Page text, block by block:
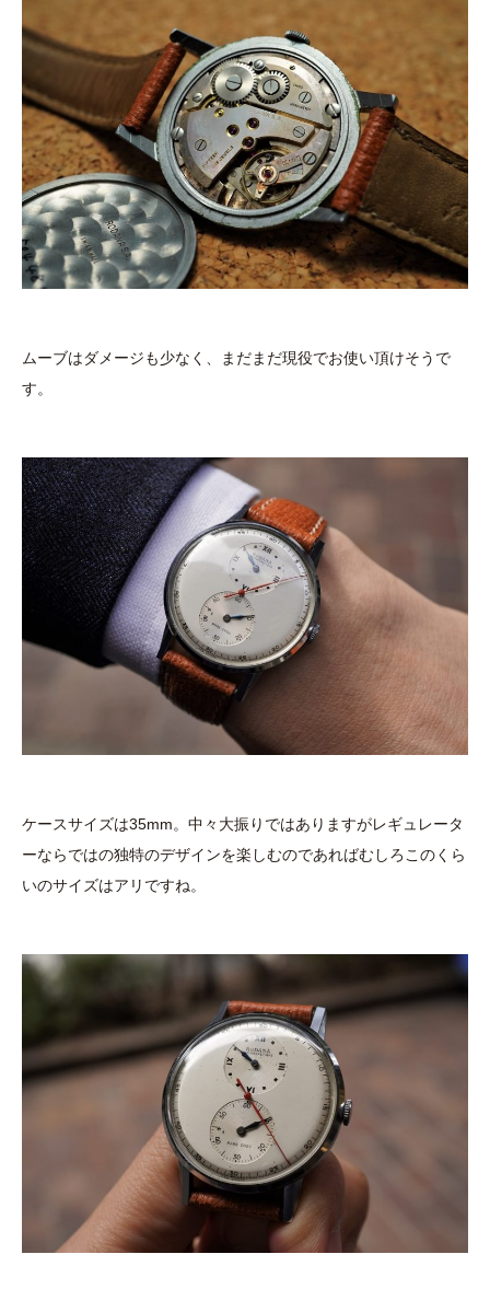
ムーブはダメージも少なく、まだまだ現役でお使い頂けそうで
す。
ケースサイズは35mm。中々大振りではありますがレギュレータ
ーならではの独特のデザインを楽しむのであればむしろこのくら
いのサイズはアリですね。